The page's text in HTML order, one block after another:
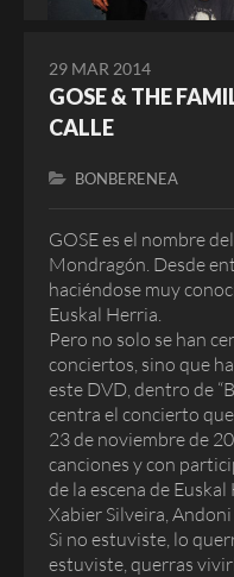
29 MAR 2014
GOSE & THE
CALLE
BONBERENEA
GOSE es el nombre
Mondragón. Desde
haciéndose muy
Euskal Herria.
Pero no solo se han
conciertos, sino que
este DVD, dentro de
centra el concierto
23 de noviembre de
canciones y con
de la escena de
Xabier Silveira,
Si no estuviste, lo
estuviste, querras